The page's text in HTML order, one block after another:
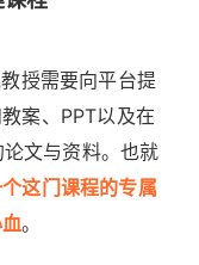
授需要向平台提
案、PPT以及在
文与资料。也就
这门课程的专属
。